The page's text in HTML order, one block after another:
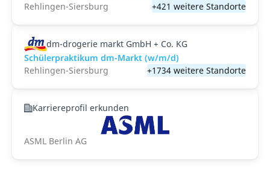
Rehlingen-Siersburg
+421 weitere Standorte
dm-drogerie markt GmbH + Co. KG
Schülerpraktikum dm-Markt (w/m/d)
Rehlingen-Siersburg
+1734 weitere Standorte
Karriereprofil erkunden
ASML Berlin AG